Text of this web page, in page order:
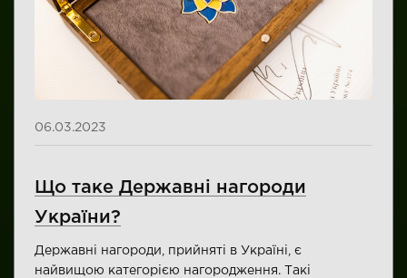
06.03.2023
Що таке Державні нагороди
України?
Державні нагороди, прийняті в Україні, є
найвищою категорією нагородження. Такі